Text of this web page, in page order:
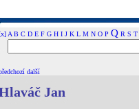
A B C D E F G H I J K L M N O P Q R S T
další
Jan